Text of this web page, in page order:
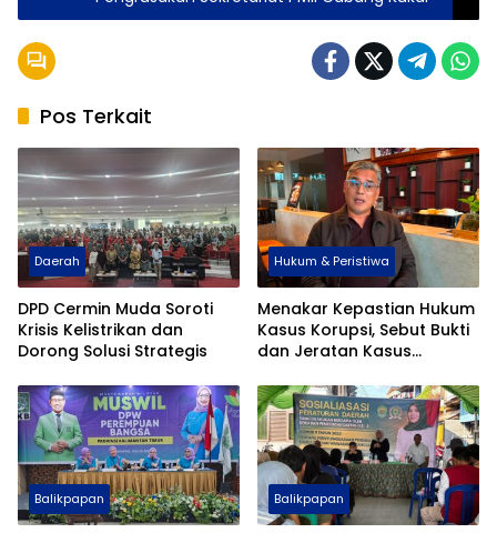
Pos Terkait
Daerah
DPD Cermin Muda Soroti
Krisis Kelistrikan dan
Dorong Solusi Strategis
Hukum & Peristiwa
Menakar Kepastian Hukum
Kasus Korupsi, Sebut Bukti
dan Jeratan Kasus
Balikpapan Balikpapan